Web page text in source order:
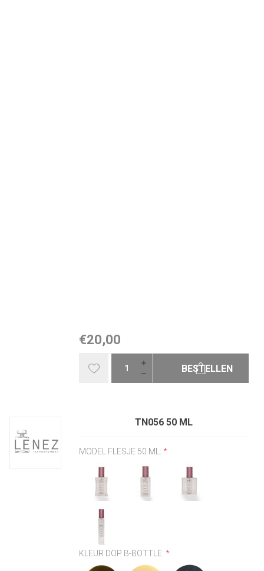
€20,00
BESTELLEN
TN056 50 ML
MODEL FLESJE 50 ML:*
KLEUR DOP B-BOTTLE:*